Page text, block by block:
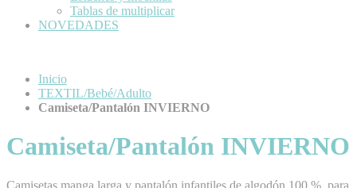
Tablas de multiplicar
NOVEDADES
Inicio
TEXTIL/Bebé/Adulto
Camiseta/Pantalón INVIERNO
Camiseta/Pantalón INVIERNO
Camisetas manga larga y pantalón infantiles de algodón 100 %, para